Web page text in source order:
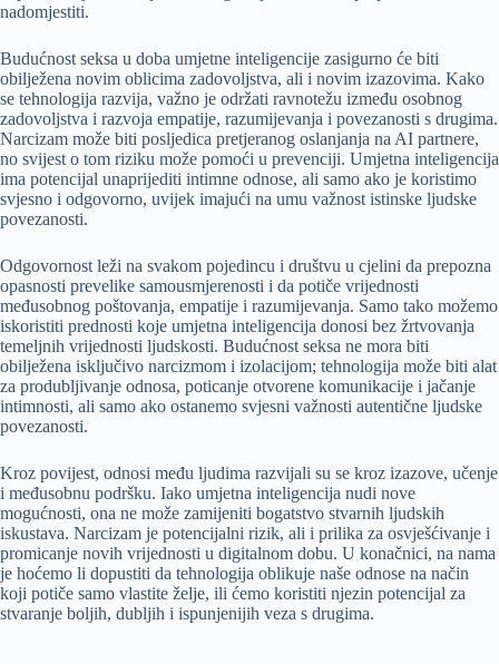
nadomjestiti.
Budućnost seksa u doba umjetne inteligencije zasigurno će biti
obilježena novim oblicima zadovoljstva, ali i novim izazovima. Kako
se tehnologija razvija, važno je održati ravnotežu između osobnog
zadovoljstva i razvoja empatije, razumijevanja i povezanosti s drugima.
Narcizam može biti posljedica pretjeranog oslanjanja na AI partnere,
no svijest o tom riziku može pomoći u prevenciji. Umjetna inteligencija
ima potencijal unaprijediti intimne odnose, ali samo ako je koristimo
svjesno i odgovorno, uvijek imajući na umu važnost istinske ljudske
povezanosti.
Odgovornost leži na svakom pojedincu i društvu u cjelini da prepozna
opasnosti prevelike samousmjerenosti i da potiče vrijednosti
međusobnog poštovanja, empatije i razumijevanja. Samo tako možemo
iskoristiti prednosti koje umjetna inteligencija donosi bez žrtvovanja
temeljnih vrijednosti ljudskosti. Budućnost seksa ne mora biti
obilježena isključivo narcizmom i izolacijom; tehnologija može biti alat
za produbljivanje odnosa, poticanje otvorene komunikacije i jačanje
intimnosti, ali samo ako ostanemo svjesni važnosti autentične ljudske
povezanosti.
Kroz povijest, odnosi među ljudima razvijali su se kroz izazove, učenje
i međusobnu podršku. Iako umjetna inteligencija nudi nove
mogućnosti, ona ne može zamijeniti bogatstvo stvarnih ljudskih
iskustava. Narcizam je potencijalni rizik, ali i prilika za osvješćivanje i
promicanje novih vrijednosti u digitalnom dobu. U konačnici, na nama
je hoćemo li dopustiti da tehnologija oblikuje naše odnose na način
koji potiče samo vlastite želje, ili ćemo koristiti njezin potencijal za
stvaranje boljih, dubljih i ispunjenijih veza s drugima.